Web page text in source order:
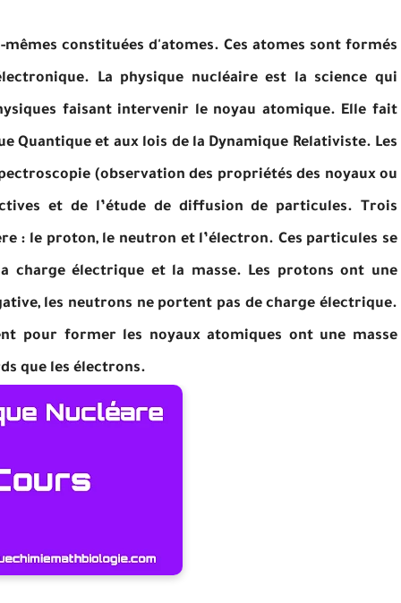
constituées d'atomes. Ces atomes sont formés
La physique nucléaire est la science qui
faisant intervenir le noyau atomique. Elle fait
Quantique et aux lois de la Dynamique Relativiste. Les
(observation des propriétés des noyaux ou
et de l’étude de diffusion de particules. Trois
: le proton, le neutron et l’électron. Ces particules se
charge électrique et la masse. Les protons ont une
les neutrons ne portent pas de charge électrique.
pour former les noyaux atomiques ont une masse
que les électrons.